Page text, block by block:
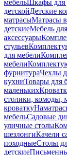
мебельШкафы для
детскойДетские
матрасыМатрасы
детскиеМебель
аксессуары
стульев
для мебели
мебели
фурнитураЧехлы
кухниТовары для
маленьких
столики, комоды,
кроватку
мебельСадовые
уличные столы
шезлонгиКачели
походныеСтолы
детские